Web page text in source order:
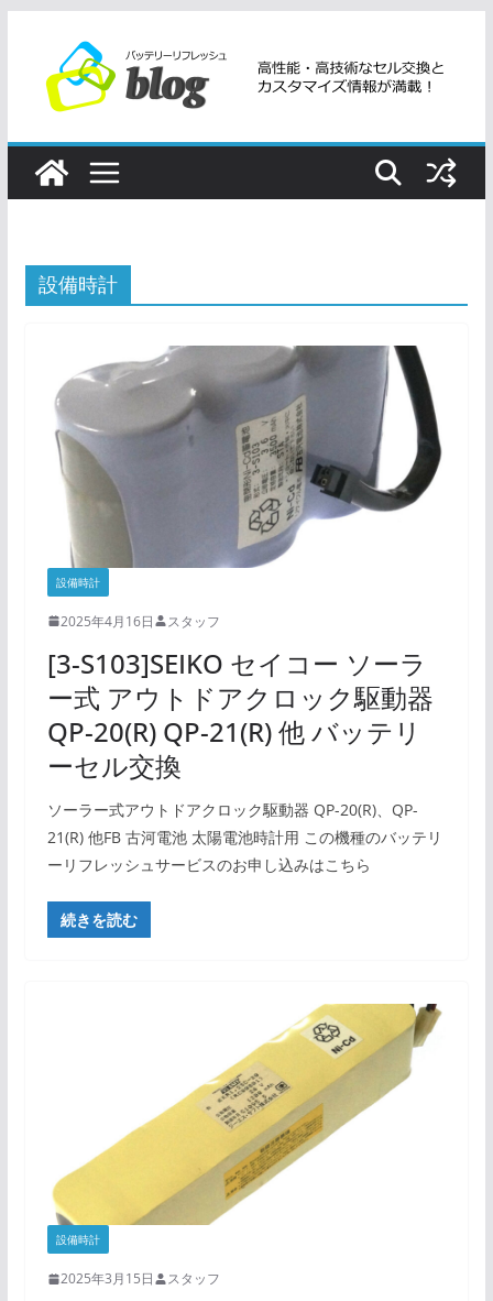
ツ
設備時計
設備時計
2025年4月16日 スタッフ
[3-S103]SEIKO セイコー ソーラ
ー式 アウトドアクロック駆動器
QP-20(R) QP-21(R) 他 バッテリ
ーセル交換
ソーラー式アウトドアクロック駆動器 QP-20(R)、QP-
21(R) 他FB 古河電池 太陽電池時計用 この機種のバッテリ
ーリフレッシュサービスのお申し込みはこちら
続きを読む
設備時計
2025年3月15日 スタッフ